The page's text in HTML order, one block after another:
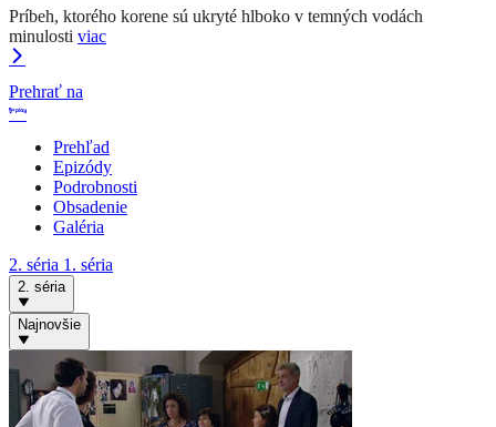
Príbeh, ktorého korene sú ukryté hlboko v temných vodách
minulosti viac
Prehrať na
Prehľad
Epizódy
Podrobnosti
Obsadenie
Galéria
2. séria 1. séria
2. séria
Najnovšie